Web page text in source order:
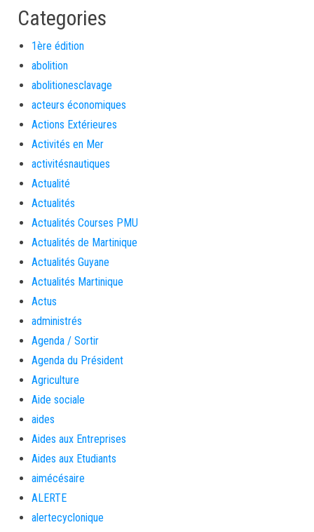
Categories
1ère édition
abolition
abolitionesclavage
acteurs économiques
Actions Extérieures
Activités en Mer
activitésnautiques
Actualité
Actualités
Actualités Courses PMU
Actualités de Martinique
Actualités Guyane
Actualités Martinique
Actus
administrés
Agenda / Sortir
Agenda du Président
Agriculture
Aide sociale
aides
Aides aux Entreprises
Aides aux Etudiants
aimécésaire
ALERTE
alertecyclonique